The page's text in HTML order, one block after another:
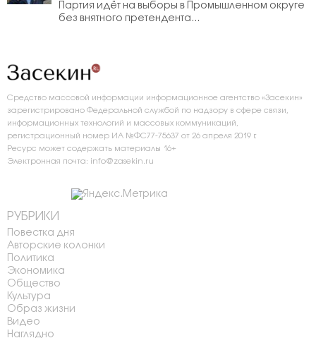
Партия идёт на выборы в Промышленном округе
без внятного претендента...
Средство массовой информации информационное агентство «Засекин»
зарегистрировано Федеральной службой по надзору в сфере связи,
информационных технологий и массовых коммуникаций,
регистрационный номер ИА №ФС77-75637 от 26 апреля 2019 г.
Ресурс может содержать материалы 16+
Электронная почта: info@zasekin.ru
РУБРИКИ
Повестка дня
Авторские колонки
Политика
Экономика
Общество
Культура
Образ жизни
Видео
Наглядно